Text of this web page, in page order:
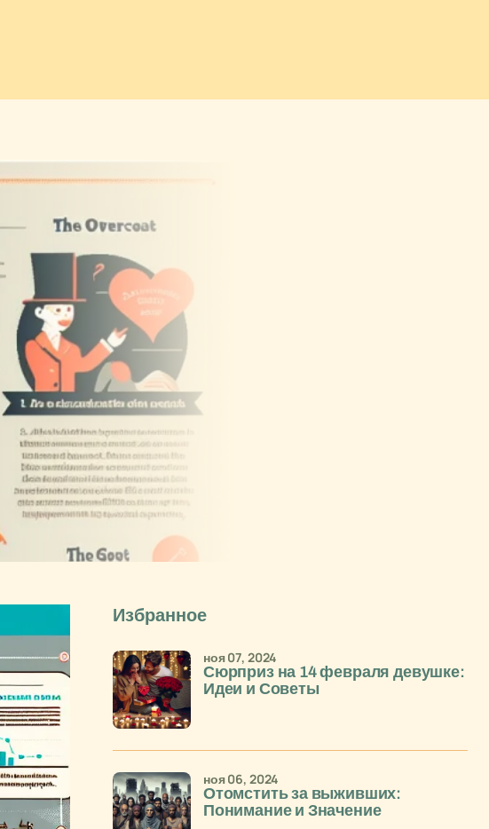
Избранное
Сюрприз на 14 февраля девушке:
Идеи и Советы
ноя 07, 2024
Отомстить за выживших:
Понимание и Значение
ноя 06, 2024